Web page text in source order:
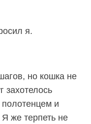
я.
но кошка не
захотелось
и
же терпеть не